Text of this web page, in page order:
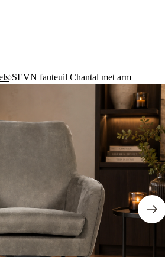
SEVN fauteuil Chantal met arm